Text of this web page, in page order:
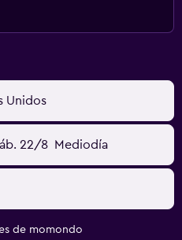
Unidos
22/8 Mediodía
de momondo